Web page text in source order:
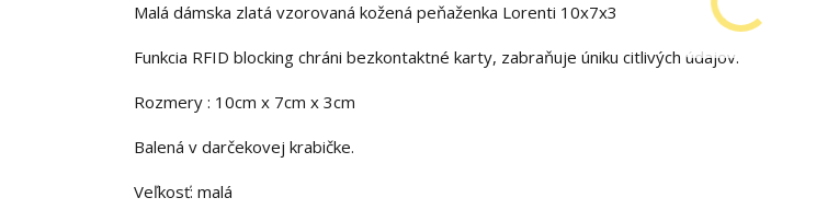
Malá dámska zlatá vzorovaná kožená peňaženka Lorenti 10x7x3
Funkcia RFID blocking chráni bezkontaktné karty, zabraňuje úniku citlivých údajov.
Rozmery : 10cm x 7cm x 3cm
Balená v darčekovej krabičke.
Veľkosť: malá